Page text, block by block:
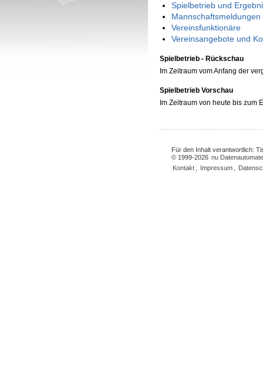
Spielbetrieb und
Vereinsfunktionäre
Vereinsangebote und
Spielbetrieb - Rückschau
Im Zeitraum vom Anfang der
Spielbetrieb Vorschau
Im Zeitraum von heute bis zum
Für den Inhalt verantwortlich:
© 1999-2026 nu
Kontakt
Impressum